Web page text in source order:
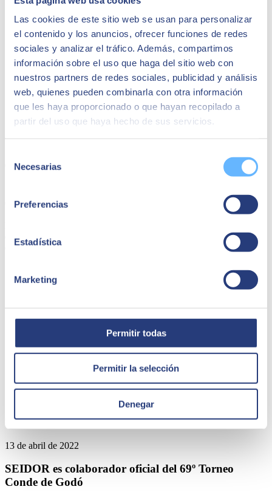
Las cookies de este sitio web se usan para personalizar
el contenido y los anuncios, ofrecer funciones de redes
sociales y analizar el tráfico. Además, compartimos
información sobre el uso que haga del sitio web con
nuestros partners de redes sociales, publicidad y análisis
web, quienes pueden combinarla con otra información
que les haya proporcionado o que hayan recopilado a
partir del uso que haya hecho de sus servicios.
Necesarias
Preferencias
Estadística
Marketing
Permitir todas
Permitir la selección
Denegar
04 de mayo de 2022
euros en 2021, un 29,5% más que en 2020
doble dígito y se alinea con su objetivo de llegar a los 1.000 MM€
de euros en 2025.
13 de abril de 2022
SEIDOR es colaborador oficial del 69º Torneo
Conde de Godó